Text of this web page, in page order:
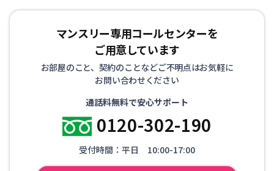
マンスリー専用コールセンターを
ご用意しています
お部屋のこと、契約のことなどご不明点はお気軽に
お問い合わせください
通話料無料で安心サポート
0120-302-190
受付時間：平日 10:00-17:00